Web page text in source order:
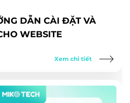
DẪN CÀI ĐẶT VÀ
WEBSITE
Xem chi tiết